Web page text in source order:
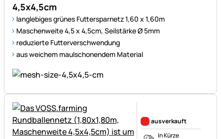
4,5x4,5cm
langlebiges grünes Futtersparnetz 1,60 x 1,60m
Maschenweite 4,5 x 4,5cm, Seilstärke Ø 5mm
reduzierte Futterverschwendung
aus weichem maulschonendem Material
ausverkauft
In Kürze